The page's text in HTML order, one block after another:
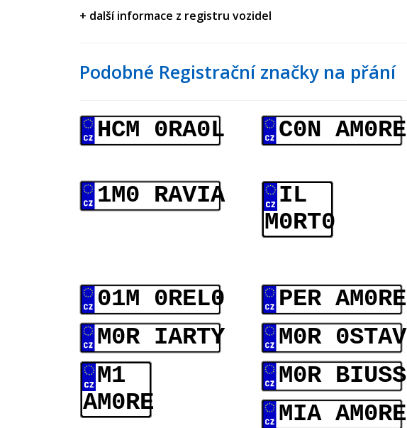
+ další informace z registru vozidel
Podobné Registrační značky na přání
HCM 0RA0L C0N AM0RE
1M0 RAVIA
IL
M0RT0
01M 0REL0
PER AM0RE
M0R IARTY
M0R 0STAV
M1
AM0RE
M0R BIUSS
MIA AM0RE